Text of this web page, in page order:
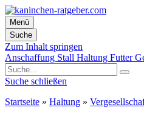
Menü
Suche
Zum Inhalt springen
Anschaffung Stall Haltung Futter
Suche schließen
Startseite » Haltung »